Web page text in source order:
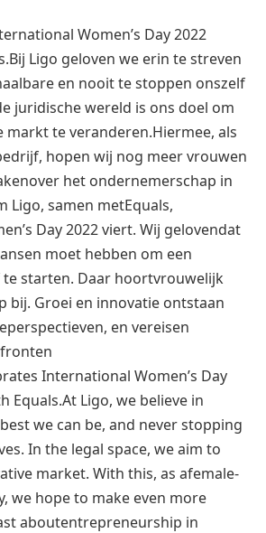
Women’s Day 2022
Ligo geloven we erin te streven
en nooit te stoppen onszelf
juridische wereld is ons doel om
markt te veranderen.Hiermee, als
hopen wij nog meer vrouwen
het ondernemerschap in
Ligo, samen metEquals,
Day 2022 viert. Wij gelovendat
moet hebben om een
starten. Daar hoortvrouwelijk
bij. Groei en innovatie ontstaan
en vereisen
International Women’s Day
Equals.At Ligo, we believe in
we can be, and never stopping
In the legal space, we aim to
market. With this, as afemale-
we hope to make even more
aboutentrepreneurship in